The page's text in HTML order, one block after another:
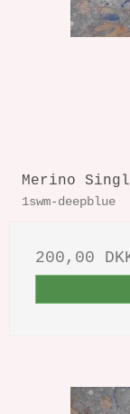
Merino
1swm-deepblue
200,00